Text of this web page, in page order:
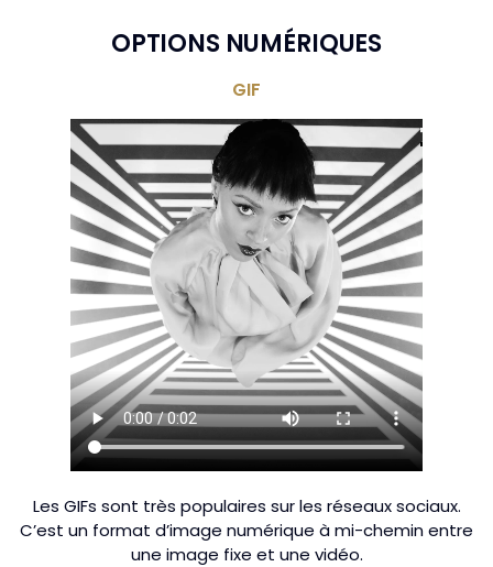
OPTIONS NUMÉRIQUES
GIF
Les GIFs sont très populaires sur les réseaux sociaux.
C’est un format d’image numérique à mi-chemin entre
une image fixe et une vidéo.